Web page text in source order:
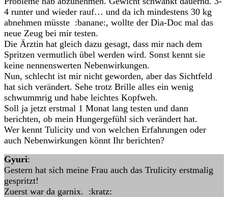
4 runter und wieder rauf… und da ich mindestens 30 kg
abnehmen müsste :banane:, wollte der Dia-Doc mal das
neue Zeug bei mir testen.
Die Ärztin hat gleich dazu gesagt, dass mir nach dem
Spritzen vermutlich übel werden wird. Sonst kennt sie
keine nennenswerten Nebenwirkungen.
Nun, schlecht ist mir nicht geworden, aber das Sichtfeld
hat sich verändert. Sehe trotz Brille alles ein wenig
schwummrig und habe leichtes Kopfweh.
Soll ja jetzt erstmal 1 Monat lang testen und dann
berichten, ob mein Hungergefühl sich verändert hat.
Wer kennt Tulicity und von welchen Erfahrungen oder
auch Nebenwirkungen könnt Ihr berichten?
Gyuri:
Gestern hat sich meine Frau auch das Trulicity erstmalig
gespritzt!
Zuerst war da garnix. :kratz: